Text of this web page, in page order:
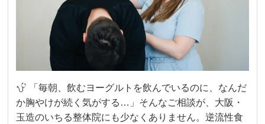
「毎朝、飲むヨーグルトを飲んでいるのに、なんだ
か胸やけが続く気がする…」そんなご相談が、大阪・
玉造のいちる整体院にも少なくありません。逆流性食